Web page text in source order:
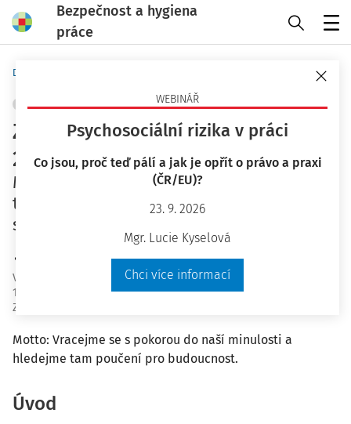
Bezpečnost a hygiena
práce
WEBINÁŘ
Psychosociální rizika v práci
Co jsou, proč teď pálí a jak je opřít o právo a praxi
(ČR/EU)?
23. 9. 2026
Mgr. Lucie Kyselová
Chci více informací
Domů
SKLADOVÁNÍ + PŘIDAT VLASTNÍ
Zamyšlení nad současnou ČSN
26 9030
Manipulační jednotky - Zásady pro
tvorbu, bezpečnou manipulaci a
skladování
Vydáno
16 minut čtení
Zdroj
Motto: Vracejme se s pokorou do naší minulosti a
hledejme tam poučení pro budoucnost.
Úvod